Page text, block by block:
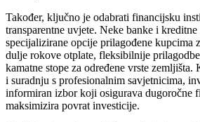
Također, ključno je odabrati financijsku
transparentne uvjete. Neke banke i
specijalizirane opcije prilagođene kupcima
dulje rokove otplate, fleksibilnije
kamatne stope za određene vrste
i suradnju s profesionalnim savjetnicima,
informiran izbor koji osigurava dugoročne
maksimizira povrat investicije.